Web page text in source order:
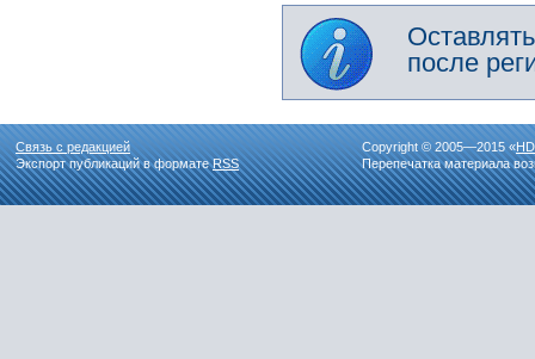
после
Связь с редакцией
Экспорт публикаций в форматеRSS
Copyright © 2005—2015 «
Перепечатка материала